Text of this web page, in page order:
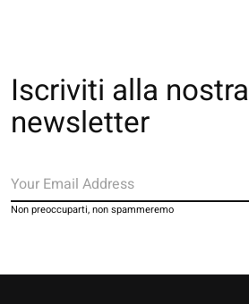
Iscriviti alla nostra
newsletter
Non preoccuparti, non spammeremo